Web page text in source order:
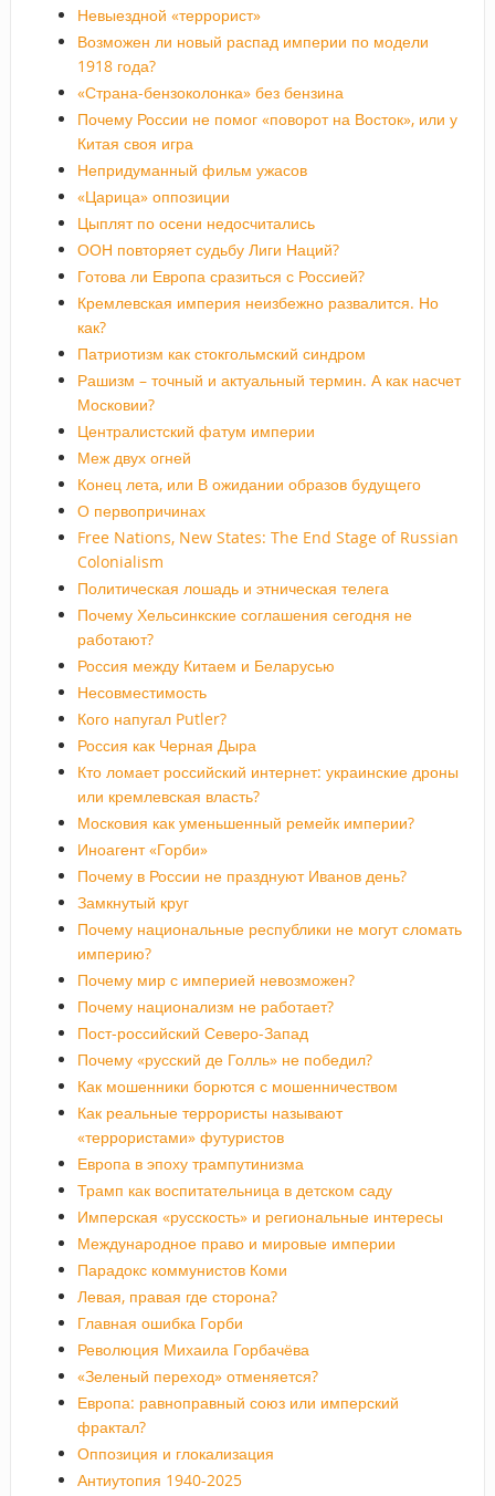
Невыездной «террорист»
Возможен ли новый распад империи по модели
1918 года?
«Страна-бензоколонка» без бензина
Почему России не помог «поворот на Восток», или у
Китая своя игра
Непридуманный фильм ужасов
«Царица» оппозиции
Цыплят по осени недосчитались
ООН повторяет судьбу Лиги Наций?
Готова ли Европа сразиться с Россией?
Кремлевская империя неизбежно развалится. Но
как?
Патриотизм как стокгольмский синдром
Рашизм – точный и актуальный термин. А как насчет
Московии?
Централистский фатум империи
Меж двух огней
Конец лета, или В ожидании образов будущего
О первопричинах
Free Nations, New States: The End Stage of Russian
Colonialism
Политическая лошадь и этническая телега
Почему Хельсинкские соглашения сегодня не
работают?
Россия между Китаем и Беларусью
Несовместимость
Кого напугал Putler?
Россия как Черная Дыра
Кто ломает российский интернет: украинские дроны
или кремлевская власть?
Московия как уменьшенный ремейк империи?
Иноагент «Горби»
Почему в России не празднуют Иванов день?
Замкнутый круг
Почему национальные республики не могут сломать
империю?
Почему мир с империей невозможен?
Почему национализм не работает?
Пост-российский Северо-Запад
Почему «русский де Голль» не победил?
Как мошенники борются с мошенничеством
Как реальные террористы называют
«террористами» футуристов
Европа в эпоху трампутинизма
Трамп как воспитательница в детском саду
Имперская «русскость» и региональные интересы
Международное право и мировые империи
Парадокс коммунистов Коми
Левая, правая где сторона?
Главная ошибка Горби
Революция Михаила Горбачёва
«Зеленый переход» отменяется?
Европа: равноправный союз или имперский
фрактал?
Оппозиция и глокализация
Антиутопия 1940-2025